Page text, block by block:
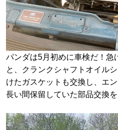
パンダは5月初めに車検だ！急
と、クランクシャフトオイル
けたガスケットも交換し、エ
長い間保留していた部品交換